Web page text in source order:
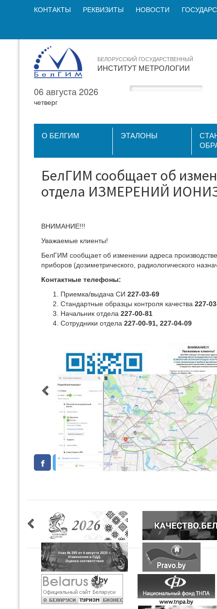
КОНТАКТЫ РЕКВИЗИТЫ НОВОСТИ
БЕЛОРУССКИЙ ГОСУДАРСТВЕННЫЙ
ИНСТИТУТ МЕТРОЛОГИИ
06 августа 2026
четверг
О БЕЛГИМ ЭТАЛОНЫ
БелГИМ сообщает об
отдела ИЗМЕРЕНИЙ
ВНИМАНИЕ!!!
Уважаемые клиенты!
БелГИМ сообщает об изменении адреса
приборов (дозиметрического, радиологического
Контактные телефоны:
Приемка/выдача СИ 227-03-69
Стандартные образцы контроля качества 227-
Начальник отдела 227-00-81
Сотрудники отдела 227-00-91, 227-04-09